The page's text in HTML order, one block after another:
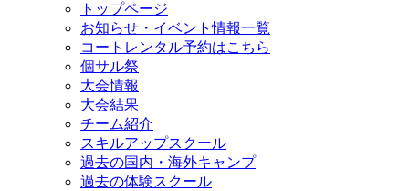
トップページ
お知らせ・イベント情報一覧
コートレンタル予約はこちら
個サル祭
大会情報
大会結果
チーム紹介
スキルアップスクール
過去の国内・海外キャンプ
過去の体験スクール